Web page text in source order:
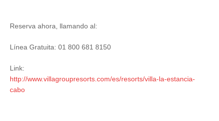
Reserva ahora, llamando al:
Línea Gratuita: 01 800 681 8150
Link:
http://www.villagroupresorts.com/es/resorts/villa-la-estancia-
cabo